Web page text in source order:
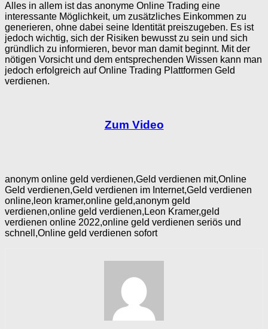
Alles in allem ist das anonyme Online Trading eine
interessante Möglichkeit, um zusätzliches Einkommen zu
generieren, ohne dabei seine Identität preiszugeben. Es ist
jedoch wichtig, sich der Risiken bewusst zu sein und sich
gründlich zu informieren, bevor man damit beginnt. Mit der
nötigen Vorsicht und dem entsprechenden Wissen kann man
jedoch erfolgreich auf Online Trading Plattformen Geld
verdienen.
Zum Video
anonym online geld verdienen,Geld verdienen mit,Online
Geld verdienen,Geld verdienen im Internet,Geld verdienen
online,leon kramer,online geld,anonym geld
verdienen,online geld verdienen,Leon Kramer,geld
verdienen online 2022,online geld verdienen seriös und
schnell,Online geld verdienen sofort